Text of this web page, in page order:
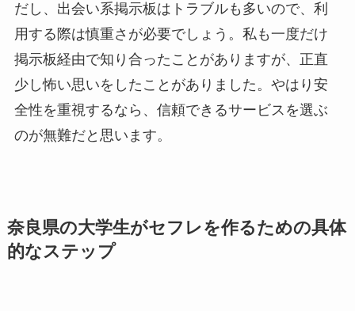
だし、出会い系掲示板はトラブルも多いので、利
用する際は慎重さが必要でしょう。私も一度だけ
掲示板経由で知り合ったことがありますが、正直
少し怖い思いをしたことがありました。やはり安
全性を重視するなら、信頼できるサービスを選ぶ
のが無難だと思います。
奈良県の大学生がセフレを作るための具体
的なステップ